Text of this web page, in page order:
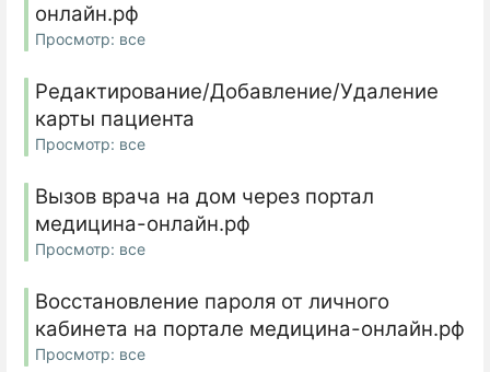
онлайн.рф
Просмотр: все
Редактирование/Добавление/Удаление
карты пациента
Просмотр: все
Вызов врача на дом через портал
медицина-онлайн.рф
Просмотр: все
Восстановление пароля от личного
кабинета на портале медицина-онлайн.рф
Просмотр: все